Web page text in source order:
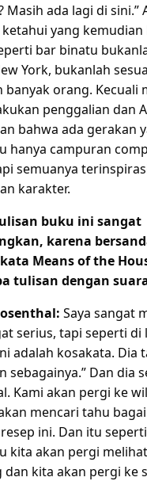
Masih ada lagi di sini.”
yang kemudian
bar binatu
York, bukanlah
banyak orang. Kecuali
penggalian dan
bahwa ada gerakan
hanya campuran
semuanya
karakter.
buku ini sangat
karena
Means of the
tulisan dengan
Saya sangat
serius, tapi seperti di
adalah kosakata. Dia
sebagainya.” Dan dia
Kami akan pergi ke
mencari tahu
ini. Dan itu
kita akan pergi
kita akan pergi ke